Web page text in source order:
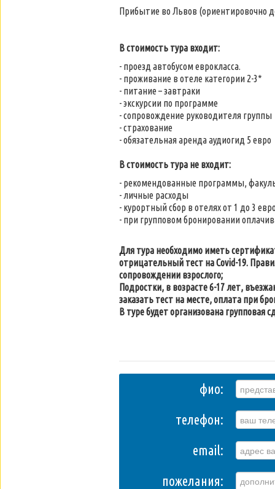
Прибытие во Львов (ориентировочно
В стоимость тура входит:
- проезд автобусом еврокласса.
- проживание в отеле категории 2-3*
- питание – завтраки
- экскурсии по программе
- сопровождение руководителя группы
- страхование
- обязательная аренда аудиогид 5 евро
В стоимость тура не входит:
- рекомендованные программы,
- личные расходы
- курортный сбор в отелях от 1 до 3
- при групповом бронировании
Для тура необходимо иметь
отрицательный тест на Covid-19.
сопровождении взрослого;
Подростки, в возрасте 6-17 лет,
заказать тест на месте, оплата при
В туре будет организована групповая
фио:
телефон:
email:
пожелания: